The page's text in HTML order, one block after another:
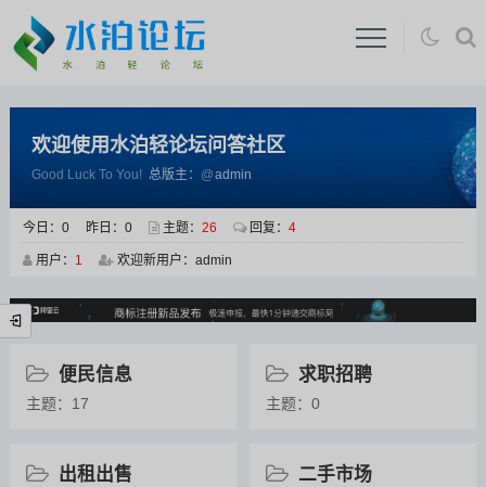
欢迎使用水泊轻论坛问答社区
Good Luck To You! 总版主： admin
今日： 0 昨日： 0 主题： 26 回复： 4
用户： 1 欢迎新用户： admin
便民信息
主题：17
求职招聘
主题：0
出租出售 二手市场